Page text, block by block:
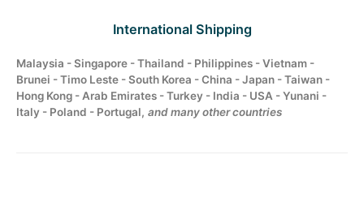
International Shipping
Malaysia - Singapore - Thailand - Philippines - Vietnam -
Brunei - Timo Leste - South Korea - China - Japan - Taiwan -
Hong Kong - Arab Emirates - Turkey - India - USA - Yunani -
Italy - Poland - Portugal, and many other countries